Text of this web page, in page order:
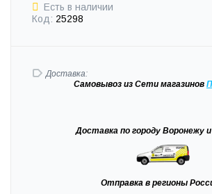
Есть в наличии
Код: 25298
Доставка:
Самовывоз из Сети магазинов
Доставка по городу Воронежу
Отправка в регионы